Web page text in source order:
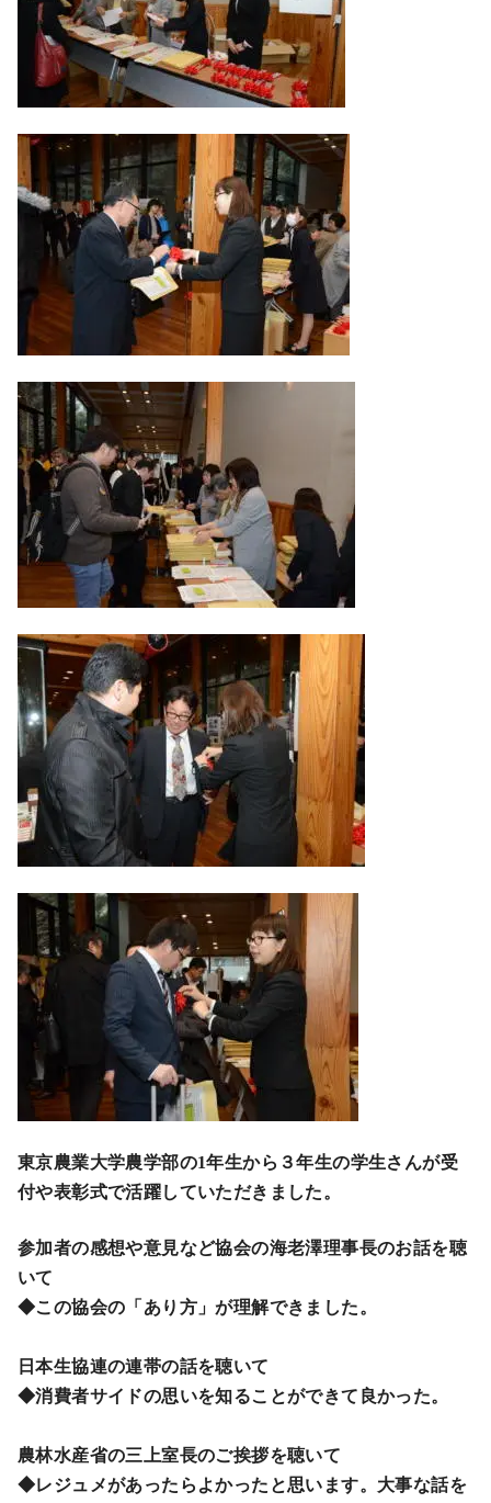
東京農業大学農学部の1年生から３年生の学生さんが受
付や表彰式で活躍していただきました。
参加者の感想や意見など協会の海老澤理事長のお話を聴
いて
◆この協会の「あり方」が理解できました。
日本生協連の連帯の話を聴いて
◆消費者サイドの思いを知ることができて良かった。
農林水産省の三上室長のご挨拶を聴いて
◆レジュメがあったらよかったと思います。大事な話を